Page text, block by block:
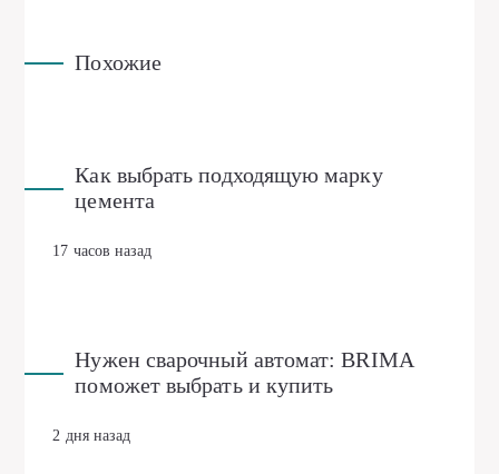
Похожие
Как выбрать подходящую марку
цемента
17 часов назад
Нужен сварочный автомат: BRIMA
поможет выбрать и купить
2 дня назад